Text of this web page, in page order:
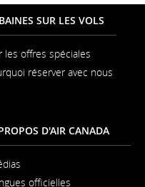
SUR LES VOLS
les offres spéciales
réserver avec nous
D'AIR CANADA
dans
officielles